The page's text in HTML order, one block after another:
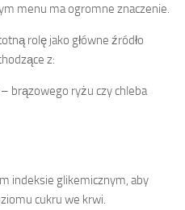
menu ma ogromne znaczenie.
rolę jako główne źródło
z:
brązowego ryżu czy chleba
indeksie glikemicznym, aby
cukru we krwi.